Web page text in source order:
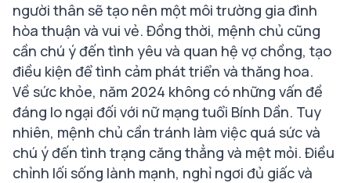
người thân sẽ tạo nên một môi trường gia đình
hòa thuận và vui vẻ. Đồng thời, mệnh chủ cũng
cần chú ý đến tình yêu và quan hệ vợ chồng, tạo
điều kiện để tình cảm phát triển và thăng hoa.
Về sức khỏe, năm 2024 không có những vấn đề
đáng lo ngại đối với nữ mạng tuổi Bính Dần. Tuy
nhiên, mệnh chủ cần tránh làm việc quá sức và
chú ý đến tình trạng căng thẳng và mệt mỏi. Điều
chỉnh lối sống lành mạnh, nghỉ ngơi đủ giấc và